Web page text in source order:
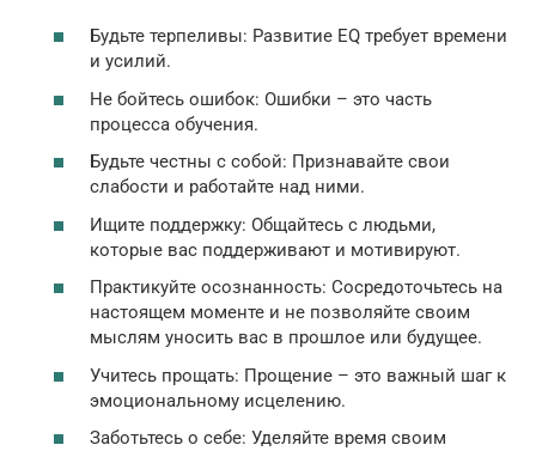
Будьте терпеливы: Развитие EQ требует времени
и усилий.
Не бойтесь ошибок: Ошибки – это часть
процесса обучения.
Будьте честны с собой: Признавайте свои
слабости и работайте над ними.
Ищите поддержку: Общайтесь с людьми,
которые вас поддерживают и мотивируют.
Практикуйте осознанность: Сосредоточьтесь на
настоящем моменте и не позволяйте своим
мыслям уносить вас в прошлое или будущее.
Учитесь прощать: Прощение – это важный шаг к
эмоциональному исцелению.
Заботьтесь о себе: Уделяйте время своим